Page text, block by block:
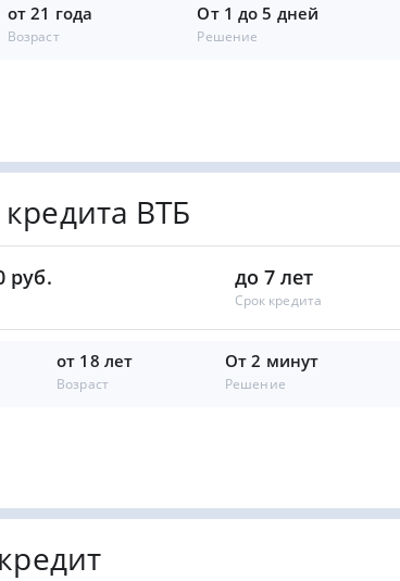
от 21 года
Возраст
От 1 до 5 дней
Решение
ВТБ
руб. до 7 лет
Срок кредита
от 18 лет
Возраст
От 2 минут
Решение